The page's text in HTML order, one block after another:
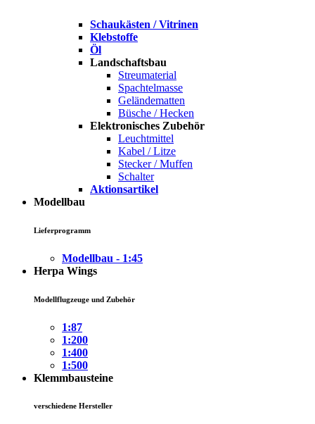
Schaukästen / Vitrinen
Klebstoffe
Öl
Landschaftsbau
Streumaterial
Spachtelmasse
Geländematten
Büsche / Hecken
Elektronisches Zubehör
Leuchtmittel
Kabel / Litze
Stecker / Muffen
Schalter
Aktionsartikel
Modellbau
Lieferprogramm
Modellbau - 1:45
Herpa Wings
Modellflugzeuge und Zubehör
1:87
1:200
1:400
1:500
Klemmbausteine
verschiedene Hersteller